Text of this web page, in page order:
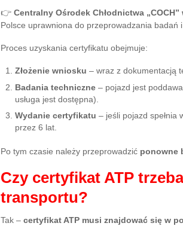
👉 Centralny Ośrodek Chłodnictwa „COCH”
Polsce uprawniona do przeprowadzania badań
Proces uzyskania certyfikatu obejmuje:
Złożenie wniosku – wraz z dokumentacją
Badania techniczne – pojazd jest
usługa jest dostępna).
Wydanie certyfikatu – jeśli pojazd spełnia
przez 6 lat.
Po tym czasie należy przeprowadzić ponowne
Czy certyfikat ATP
transportu?
Tak – certyfikat ATP musi znajdować się w